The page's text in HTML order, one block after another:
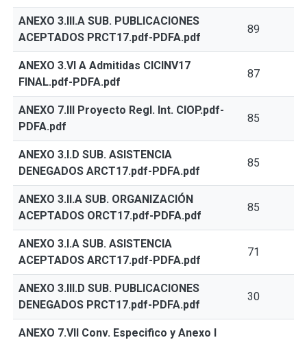
ANEXO 3.III.A SUB. PUBLICACIONES
ACEPTADOS PRCT17.pdf-PDFA.pdf
89
ANEXO 3.VI A Admitidas CICINV17
FINAL.pdf-PDFA.pdf
87
ANEXO 7.III Proyecto Regl. Int. CIOP.pdf-
PDFA.pdf
85
ANEXO 3.I.D SUB. ASISTENCIA
DENEGADOS ARCT17.pdf-PDFA.pdf
85
ANEXO 3.II.A SUB. ORGANIZACIÓN
ACEPTADOS ORCT17.pdf-PDFA.pdf
85
ANEXO 3.I.A SUB. ASISTENCIA
ACEPTADOS ARCT17.pdf-PDFA.pdf
71
ANEXO 3.III.D SUB. PUBLICACIONES
DENEGADOS PRCT17.pdf-PDFA.pdf
30
ANEXO 7.VII Conv. Especifico y Anexo I